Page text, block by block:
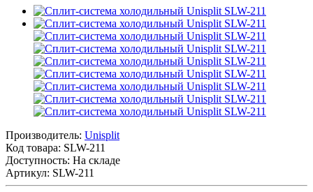
Производитель: Unisplit
Код товара: SLW-211
Доступность: На складе
Артикул: SLW-211